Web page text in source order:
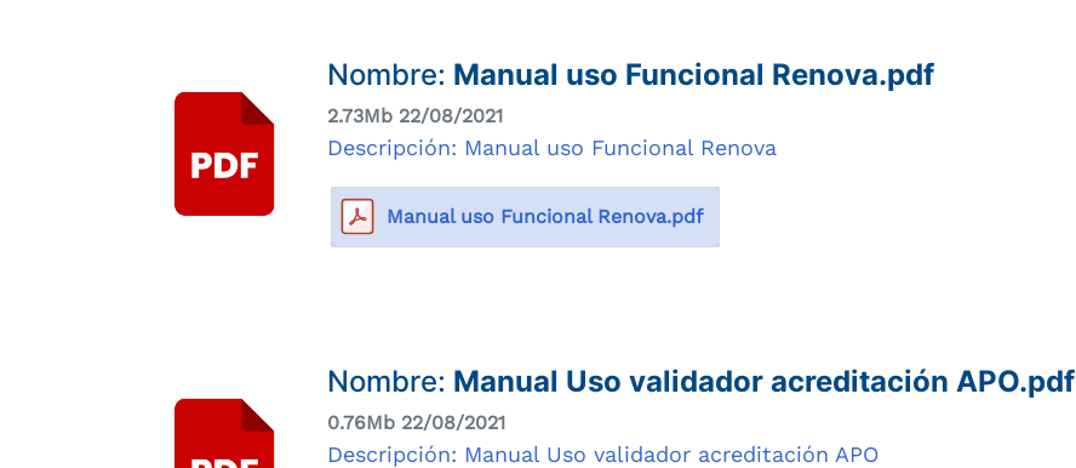
Nombre: Manual uso Funcional Renova.pdf
2.73Mb 22/08/2021
Descripción: Manual uso Funcional Renova
Manual uso Funcional Renova.pdf
Nombre: Manual Uso validador acreditación APO.pdf
0.76Mb 22/08/2021
Descripción: Manual Uso validador acreditación APO